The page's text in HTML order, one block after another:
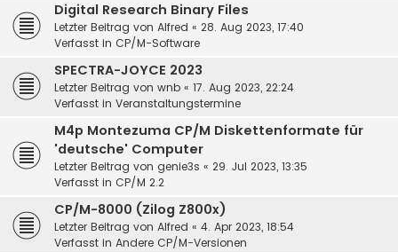
Digital Research Binary Files
Letzter Beitrag von Alfred « 28. Aug 2023, 17:40
Verfasst in CP/M-Software
SPECTRA-JOYCE 2023
Letzter Beitrag von wnb « 17. Aug 2023, 22:24
Verfasst in Veranstaltungstermine
M4p Montezuma CP/M Diskettenformate für
'deutsche' Computer
Letzter Beitrag von genie3s « 29. Jul 2023, 13:35
Verfasst in CP/M 2.2
CP/M-8000 (Zilog Z800x)
Letzter Beitrag von Alfred « 4. Apr 2023, 18:54
Verfasst in Andere CP/M-Versionen